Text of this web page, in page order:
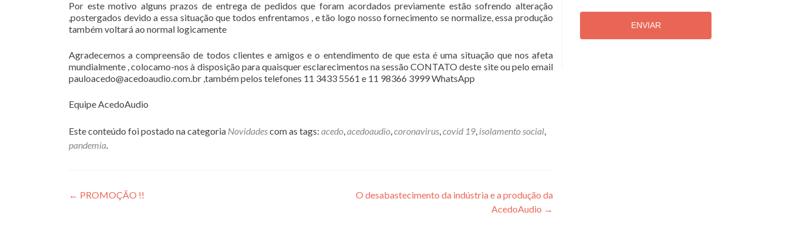
Por este motivo alguns prazos de entrega de pedidos que foram acordados previamente estão sofrendo alteração
,postergados devido a essa situação que todos enfrentamos , e tão logo nosso fornecimento se normalize, essa produção
também voltará ao normal logicamente
Agradecemos a compreensão de todos clientes e amigos e o entendimento de que esta é uma situação que nos afeta
mundialmente , colocamo-nos à disposição para quaisquer esclarecimentos na sessão CONTATO deste site ou pelo email
pauloacedo@acedoaudio.com.br ,também pelos telefones 11 3433 5561 e 11 98366 3999 WhatsApp
Equipe AcedoAudio
Este conteúdo foi postado na categoria Novidadescom as tags: acedo acedoaudio coronavirus covid 19 isolamento social
pandemia
Post
← PROMOÇÃO !!
O desabastecimento da indústria e a produção da
AcedoAudio →
ENVIAR